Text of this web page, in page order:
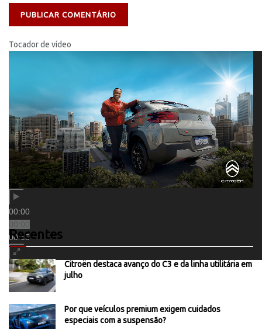
Tocador de vídeo
00:00
00:00
00:15
Recentes
Citroën destaca avanço do C3 e da linha utilitária em
julho
Por que veículos premium exigem cuidados
especiais com a suspensão?